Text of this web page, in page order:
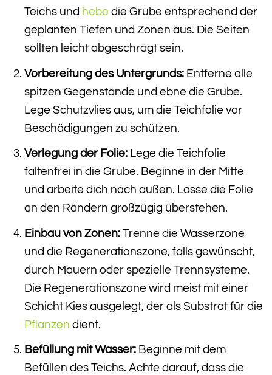
Teichs und hebe die Grube entsprechend der
geplanten Tiefen und Zonen aus. Die Seiten
sollten leicht abgeschrägt sein.
Vorbereitung des Untergrunds:Entferne alle
spitzen Gegenstände und ebne die Grube.
Lege Schutzvlies aus, um die Teichfolie vor
Beschädigungen zu schützen.
Verlegung der Folie:Lege die Teichfolie
faltenfrei in die Grube. Beginne in der Mitte
und arbeite dich nach außen. Lasse die Folie
an den Rändern großzügig überstehen.
Einbau von Zonen:Trenne die Wasserzone
und die Regenerationszone, falls gewünscht,
durch Mauern oder spezielle Trennsysteme.
Die Regenerationszone wird meist mit einer
Schicht Kies ausgelegt, der als Substrat für die
Pflanzen dient.
Befüllung mit Wasser:Beginne mit dem
Befüllen des Teichs. Achte darauf, dass die